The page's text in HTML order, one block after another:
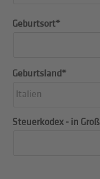
Geburtsort*
Geburtsland*
Italien
Steuerkodex - in